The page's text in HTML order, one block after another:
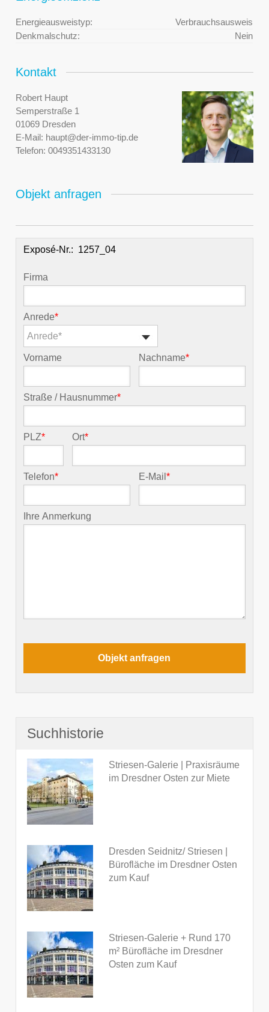
Energieausweistyp:
Verbrauchsausweis
Denkmalschutz:
Nein
Kontakt
Robert Haupt
Semperstraße 1
01069 Dresden
E-Mail: haupt@der-immo-tip.de
Telefon: 0049351433130
Objekt anfragen
Exposé-Nr.:
Firma
Anrede*
Anrede*
Vorname Nachname*
Straße / Hausnummer*
PLZ* Ort*
Telefon* E-Mail*
Ihre Anmerkung
Suchhistorie
Striesen-Galerie | Praxisräume
im Dresdner Osten zur Miete
Dresden Seidnitz/ Striesen |
Bürofläche im Dresdner Osten
zum Kauf
Striesen-Galerie + Rund 170
m² Bürofläche im Dresdner
Osten zum Kauf